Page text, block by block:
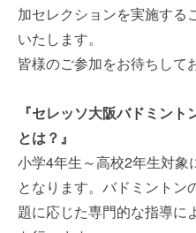
加セレクションを実施する
いたします。
皆様のご参加をお待ちして
『セレッソ大阪バドミン
とは？』
小学4年生～高校2年生対象
となります。バドミントン
題に応じた専門的な指導に